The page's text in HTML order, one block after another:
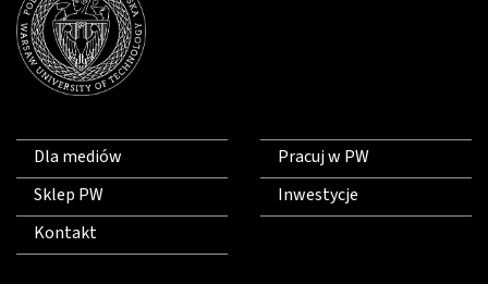
Dla mediów
Sklep PW
Kontakt
Pracuj w PW
Inwestycje